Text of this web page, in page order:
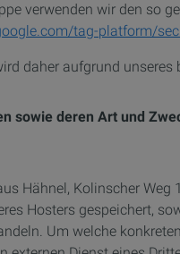
verwenden wir den
tag-platform/
daher aufgrund
sowie deren Art und
Hähnel, Kolinscher
Hosters gespeichert,
Um welche